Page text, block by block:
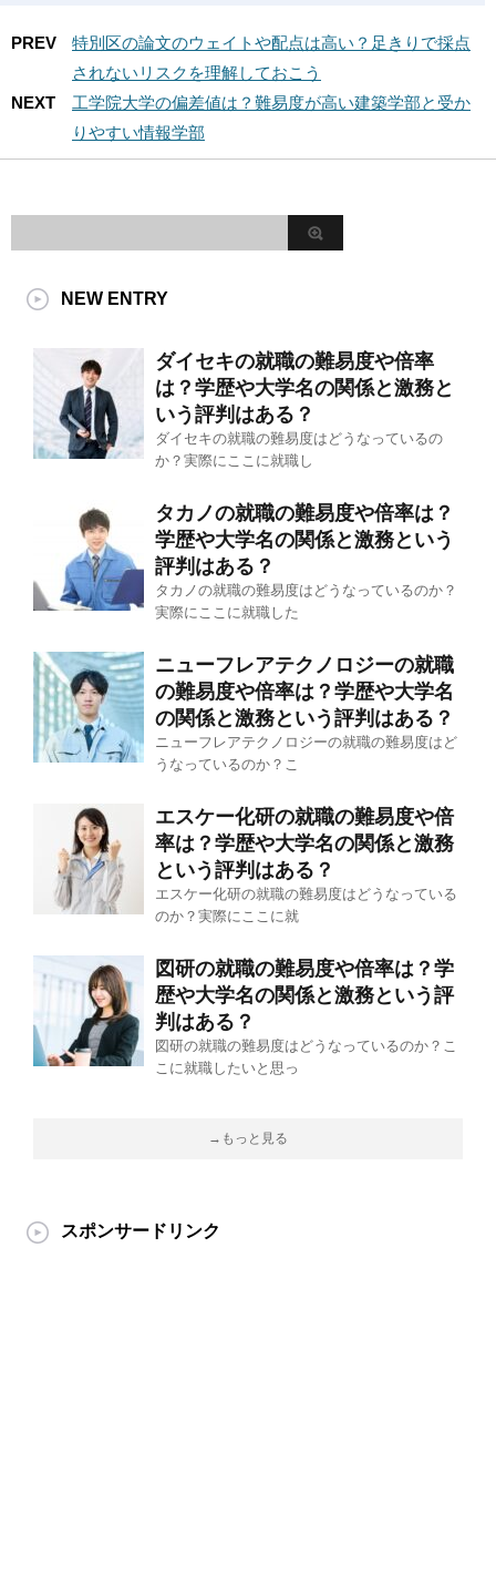
PREV
特別区の論文のウェイトや配点は高い？足きりで採点
されないリスクを理解しておこう
NEXT
工学院大学の偏差値は？難易度が高い建築学部と受か
りやすい情報学部
NEW ENTRY
ダイセキの就職の難易度や倍率
は？学歴や大学名の関係と激務と
いう評判はある？
ダイセキの就職の難易度はどうなっているの
か？実際にここに就職し
タカノの就職の難易度や倍率は？
学歴や大学名の関係と激務という
評判はある？
タカノの就職の難易度はどうなっているのか？
実際にここに就職した
ニューフレアテクノロジーの就職
の難易度や倍率は？学歴や大学名
の関係と激務という評判はある？
ニューフレアテクノロジーの就職の難易度はど
うなっているのか？こ
エスケー化研の就職の難易度や倍
率は？学歴や大学名の関係と激務
という評判はある？
エスケー化研の就職の難易度はどうなっている
のか？実際にここに就
図研の就職の難易度や倍率は？学
歴や大学名の関係と激務という評
判はある？
図研の就職の難易度はどうなっているのか？こ
こに就職したいと思っ
→もっと見る
スポンサードリンク